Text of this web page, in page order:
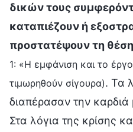
δικών τους
καταπιέζουν ή
προστατέψουν τη
1: «Η εμφάνιση και το
τιμωρηθούν σίγουρα). Τα
διαπέρασαν την
Στα λόγια της κρίσης